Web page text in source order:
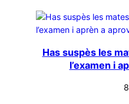
Has suspès les
l’examen i